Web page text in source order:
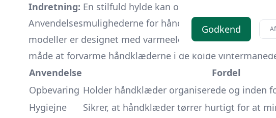
Indretning: En stilfuld hylde kan også være et
Anvendelsesmulighederne for håndklædehylder
modeller er designet med varmeelementer, hvilket gør
måde at forvarme håndklæderne i de kolde
Anvendelse
Fordel
Opbevaring Holder håndklæder organiserede og inden
Hygiejne
Sikrer, at håndklæder tørrer hurtigt for at
Godkend